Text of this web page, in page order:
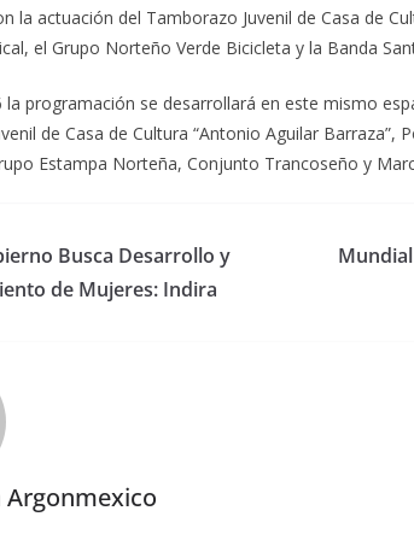
la actuación del Tamborazo Juvenil de Casa de
el Grupo Norteño Verde Bicicleta y la Banda
la programación se desarrollará en este mismo
de Casa de Cultura “Antonio Aguilar Barraza”,
Estampa Norteña, Conjunto Trancoseño y
Busca Desarrollo y
de Mujeres: Indira
Argonmexico